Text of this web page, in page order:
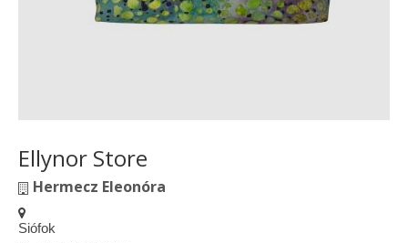
Ellynor Store
Hermecz Eleonóra
Siófok